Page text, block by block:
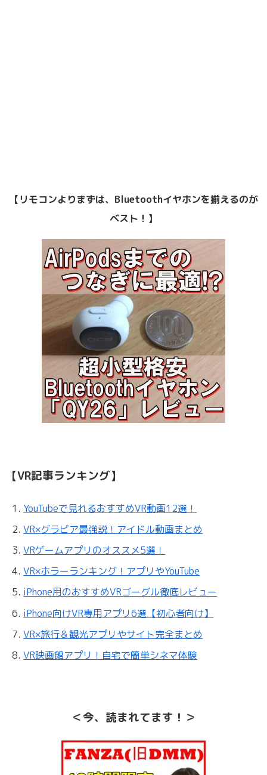
【リモコンよりまずは、 Bluetoothイヤホンを揃えるのが
ベスト！】
【VR記事ランキング】
YouTubeで見れるおすすめVR動画12選！
VR×グラビア最強説！アイドル動画まとめ
VRゲームアプリのオススメ5選！
VR×ホラーランキング！アプリやYouTube
iPhone用のおすすめVRゴーグル徹底レビュー
iPhone向けVR専用アプリ6選【初心者向け】
VR×旅行＆観光アプリやサイト完全まとめ
VR映画館アプリ！自宅で簡単シネマ体験
＜今、読まれてます！＞